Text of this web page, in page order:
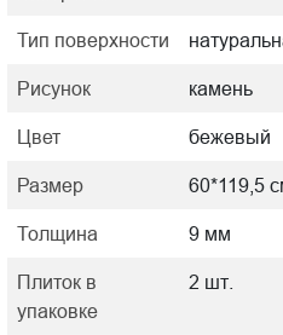
Тип поверхности
Рисунок камень
Цвет бежевый
Размер 60*119,5
Толщина 9 мм
Плиток в
упаковке
2 шт.